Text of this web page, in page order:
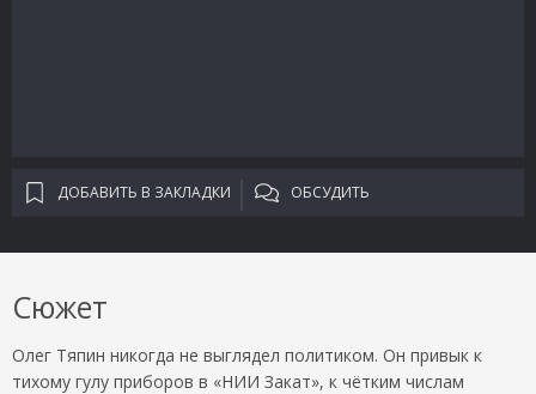
ДОБАВИТЬ В ЗАКЛАДКИ ОБСУДИТЬ
Сюжет
Олег Тяпин никогда не выглядел политиком. Он привык к
тихому гулу приборов в «НИИ Закат», к чётким числам